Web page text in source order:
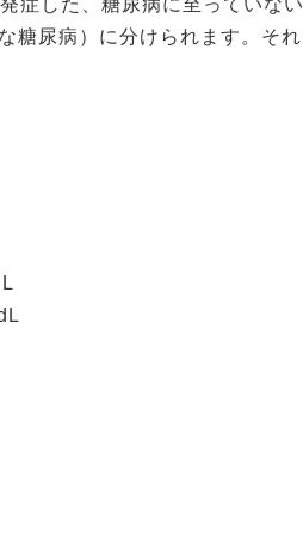
症した、糖尿病に至っていない
糖尿病）に分けられます。それ